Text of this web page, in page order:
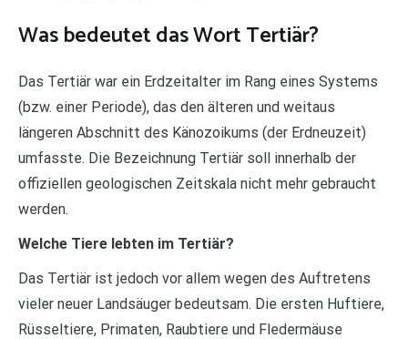
Was bedeutet das Wort Tertiär?
Das Tertiär war ein Erdzeitalter im Rang eines Systems
(bzw. einer Periode), das den älteren und weitaus
längeren Abschnitt des Känozoikums (der Erdneuzeit)
umfasste. Die Bezeichnung Tertiär soll innerhalb der
offiziellen geologischen Zeitskala nicht mehr gebraucht
werden.
Welche Tiere lebten im Tertiär?
Das Tertiär ist jedoch vor allem wegen des Auftretens
vieler neuer Landsäuger bedeutsam. Die ersten Huftiere,
Rüsseltiere, Primaten, Raubtiere und Fledermäuse